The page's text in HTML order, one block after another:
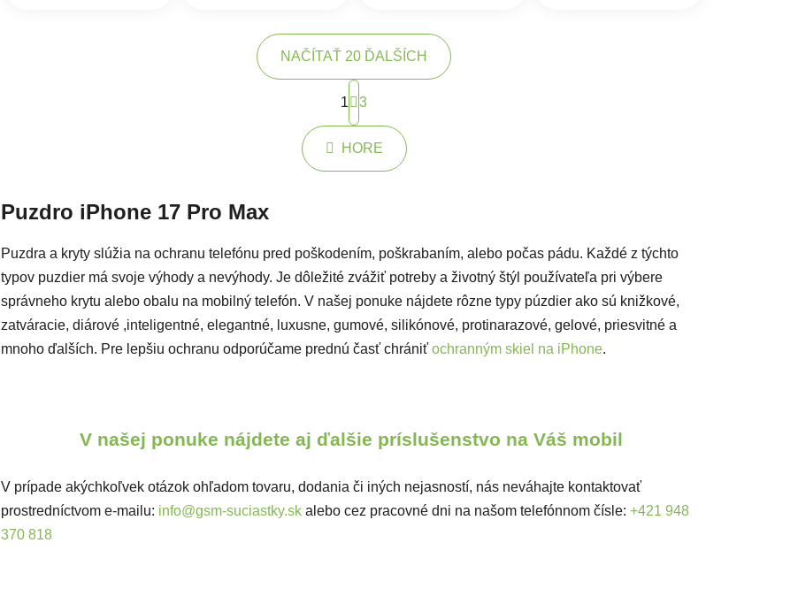
Ovládacie prvky výpisu
NAČÍTAŤ 20 ĎALŠÍCH
Stránkovanie
1 3
HORE
Puzdro iPhone 17 Pro Max
Puzdra a kryty slúžia na ochranu telefónu pred poškodením, poškrabaním, alebo počas pádu. Každé z týchto
typov puzdier má svoje výhody a nevýhody. Je dôležité zvážiť potreby a životný štýl používateľa pri výbere
správneho krytu alebo obalu na mobilný telefón. V našej ponuke nájdete rôzne typy púzdier ako sú knižkové,
zatváracie, diárové ,inteligentné, elegantné, luxusne, gumové, silikónové, protinarazové, gelové, priesvitné a
mnoho ďalších. Pre lepšiu ochranu odporúčame prednú časť chrániť ochranným skiel na iPhone.
V našej ponuke nájdete aj ďalšie príslušenstvo na Váš mobil
V prípade akýchkoľvek otázok ohľadom tovaru, dodania či iných nejasností, nás neváhajte kontaktovať
prostredníctvom e-mailu: info@gsm-suciastky.sk alebo cez pracovné dni na našom telefónnom čísle: +421 948
370 818